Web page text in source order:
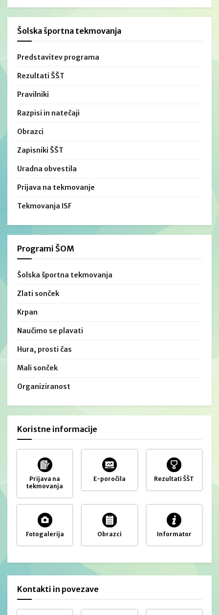
Šolska športna tekmovanja
Predstavitev programa
Rezultati ŠŠT
Pravilniki
Razpisi in natečaji
Obrazci
Zapisniki ŠŠT
Uradna obvestila
Prijava na tekmovanje
Tekmovanja ISF
Programi ŠOM
Šolska športna tekmovanja
Zlati sonček
Krpan
Naučimo se plavati
Hura, prosti čas
Mali sonček
Organiziranost
Koristne informacije
Prijava na
tekmovanja
E-poročila Rezultati ŠŠT
Fotogalerija Obrazci Informator
Kontakti in povezave